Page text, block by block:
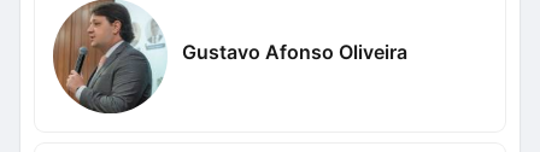
Gustavo Afonso Oliveira